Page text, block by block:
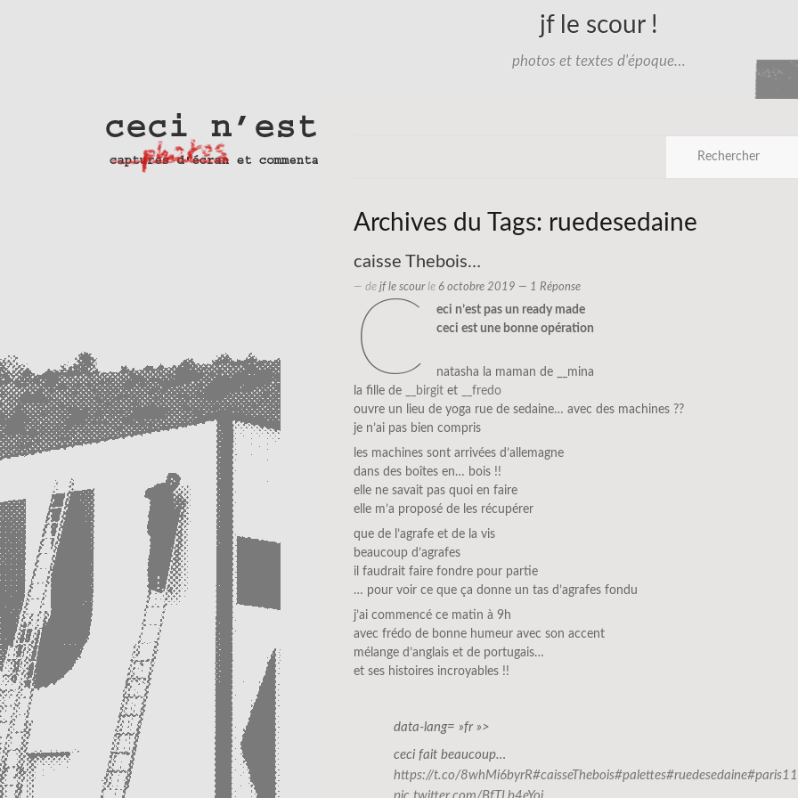
jf le scour !
photos et textes d'époque…
Archives du Tags: ruedesedaine
caisse Thebois…
— de jf le scourle 6 octobre 2019 — 1 Réponse
c
eci n’est pas un ready made
ceci est une bonne opération
natasha la maman de __mina
la fille de
__birgit et
__fredo
ouvre un lieu de yoga rue de sedaine… avec des machines ??
je n’ai pas bien compris
les machines sont arrivées d’allemagne
dans des boîtes en… bois !!
elle ne savait pas quoi en faire
elle m’a proposé de les récupérer
que de l’agrafe et de la vis
beaucoup d’agrafes
il faudrait faire fondre pour partie
… pour voir ce que ça donne un tas d’agrafes fondu
j’ai commencé ce matin à 9h
avec frédo de bonne humeur avec son accent
mélange d’anglais et de portugais…
et ses histoires incroyables !!
data-lang= »fr »>
ceci fait beaucoup…
https://t.co/8whMi6byrR#caisseThebois#palettes#ruedesedaine#paris11